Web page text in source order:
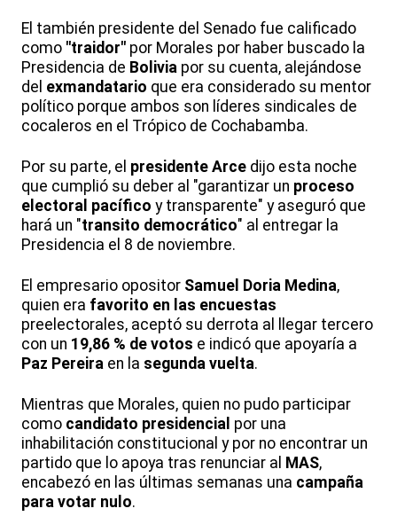
El también presidente del Senado fue calificado
como "traidor" por Morales por haber buscado la
Presidencia de Bolivia por su cuenta, alejándose
del exmandatario que era considerado su mentor
político porque ambos son líderes sindicales de
cocaleros en el Trópico de Cochabamba.
Por su parte, el presidente Arce dijo esta noche
que cumplió su deber al "garantizar un proceso
electoral pacífico y transparente" y aseguró que
hará un "transito democrático" al entregar la
Presidencia el 8 de noviembre.
El empresario opositor Samuel Doria Medina,
quien era favorito en las encuestas
preelectorales, aceptó su derrota al llegar tercero
con un 19,86 % de votos e indicó que apoyaría a
Paz Pereira en la segunda vuelta.
Mientras que Morales, quien no pudo participar
como candidato presidencial por una
inhabilitación constitucional y por no encontrar un
partido que lo apoya tras renunciar al MAS,
encabezó en las últimas semanas una campaña
para votar nulo.